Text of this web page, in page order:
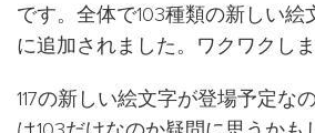
です。全体で103種類の新しい絵
に追加されました。ワクワクし
117の新しい絵文字が登場予定な